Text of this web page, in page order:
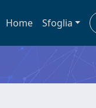
Home Sfoglia